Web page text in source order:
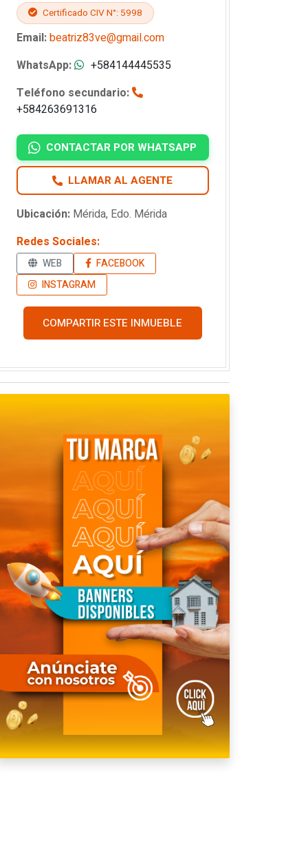
Certificado CIV N°: 5998
Email:beatriz83ve@gmail.com
WhatsApp:
+584144445535
Teléfono secundario:
+584263691316
CONTACTAR POR WHATSAPP
LLAMAR AL AGENTE
Ubicación: Mérida, Edo. Mérida
Redes Sociales:
WEB
FACEBOOK
INSTAGRAM
COMPARTIR ESTE INMUEBLE